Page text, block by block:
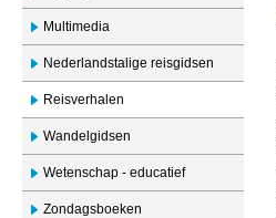
Multimedia
Nederlandstalige reisgidsen
Reisverhalen
Wandelgidsen
Wetenschap - educatief
Zondagsboeken